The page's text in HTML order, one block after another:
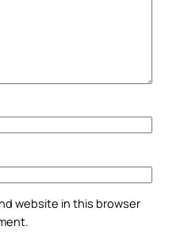
website in this browser